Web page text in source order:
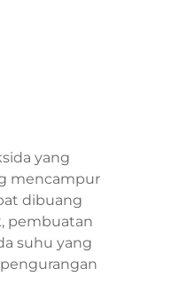
yang
mencampur
dibuang
pembuatan
suhu yang